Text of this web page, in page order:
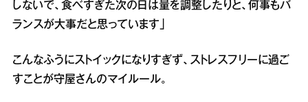
しないで、食べすぎた次の日は量を調整したりと、何事もバ
ランスが大事だと思っています」
こんなふうにストイックになりすぎず、ストレスフリーに過ご
すことが守屋さんのマイルール。